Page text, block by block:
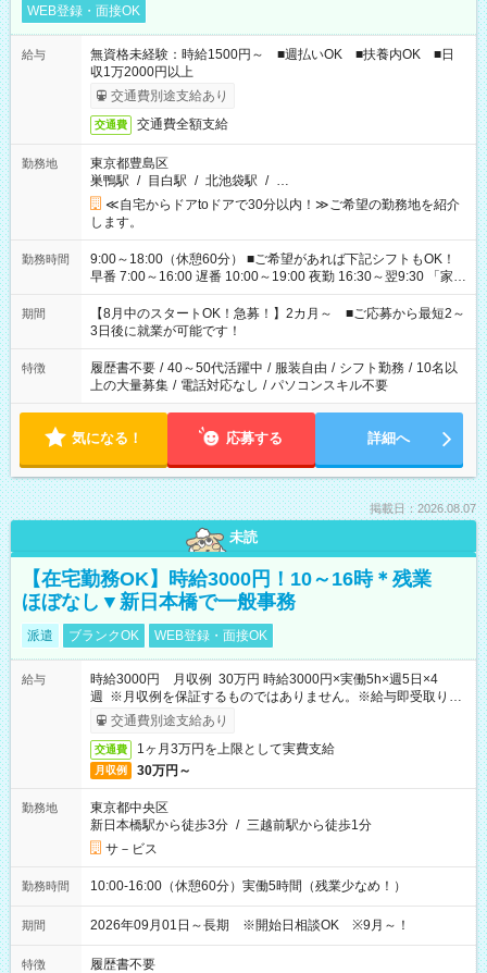
WEB登録・面接OK
給与
無資格未経験：時給1500円～ ■週払いOK ■扶養内OK ■日
収1万2000円以上
交通費別途支給あり
交通費 交通費全額支給
勤務地
東京都豊島区
巣鴨駅 / 目白駅 / 北池袋駅 / …
≪自宅からドアtoドアで30分以内！≫ご希望の勤務地を紹介
します。
勤務時間
9:00～18:00（休憩60分） ■ご希望があれば下記シフトもOK！
早番 7:00～16:00 遅番 10:00～19:00 夜勤 16:30～翌9:30 「家族
と休みを合わせたい」 「余裕を持って夕飯の準備がしたい」
「できれば残業はしたくない」 など、ご希望を教えてください
ね。 ※Wワーク希望の方へ 今ご覧のお仕事で希望する勤務時間
と、もう1つのお仕事の勤務時間。 合計で週40時間を超える場
合は応募できません。
期間
【8月中のスタートOK！急募！】2カ月～ ■ご応募から最短2～
3日後に就業が可能です！
特徴 履歴書不要 / 40～50代活躍中 / 服装自由 / シフト勤務 / 10名以
上の大量募集 / 電話対応なし / パソコンスキル不要
気になる！ 応募する 詳細へ
掲載日：2026.08.07
未読
【在宅勤務OK】時給3000円！10～16時＊残業
ほぼなし▼新日本橋で一般事務
派遣 ブランクOK WEB登録・面接OK
給与
時給3000円 月収例 30万円 時給3000円×実働5h×週5日×4
週 ※月収例を保証するものではありません。※給与即受取りサ
ービス利用可（利用条件有）
交通費別途支給あり
交通費 1ヶ月3万円を上限として実費支給
月収例 30万円～
勤務地
東京都中央区
新日本橋駅から徒歩3分 / 三越前駅から徒歩1分
サ－ビス
勤務時間 10:00-16:00（休憩60分）実働5時間（残業少なめ！）
期間 2026年09月01日～長期 ※開始日相談OK ※9月～！
特徴 履歴書不要